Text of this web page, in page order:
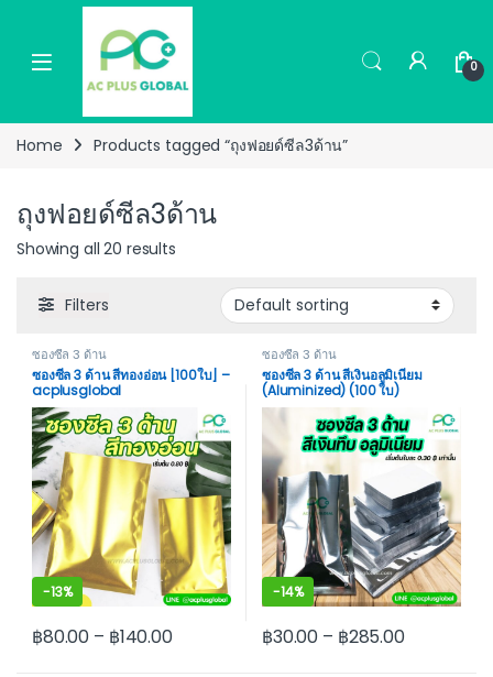
Skip to navigation
Skip to content
0
Home Products tagged “ถุงฟอยด์ซีล3ด้าน”
ถุงฟอยด์ซีล3ด้าน
Showing all 20 results
Filters
ซองซีล 3 ด้าน
ซองซีล 3 ด้าน สีทองอ่อน [100ใบ] –
acplusglobal
-13%
฿80.00 – ฿140.00
This product has multiple variants. The options may be
ซองซีล 3 ด้าน
ซองซีล 3 ด้าน สีเงินอลูมิเนียม
(Aluminized) (100 ใบ)
-14%
฿30.00 – ฿285.00
This product has multiple